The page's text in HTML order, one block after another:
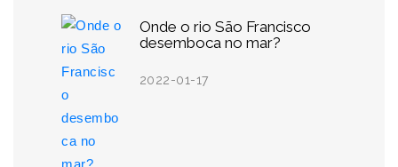
Onde o rio São Francisco
desemboca no mar?
2022-01-17